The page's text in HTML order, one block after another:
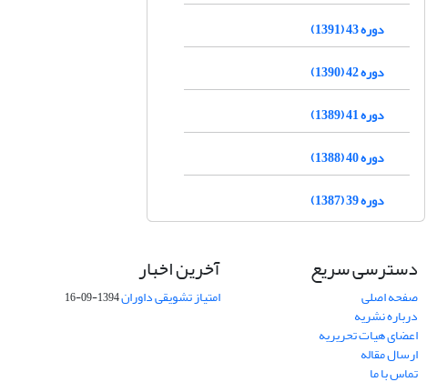
دوره 43 (1391)
دوره 42 (1390)
دوره 41 (1389)
دوره 40 (1388)
دوره 39 (1387)
دسترسی سریع
صفحه اصلی
درباره نشریه
اعضای هیات تحریریه
ارسال مقاله
تماس با ما
آخرین اخبار
امتیاز تشویقی داوران1394-09-16